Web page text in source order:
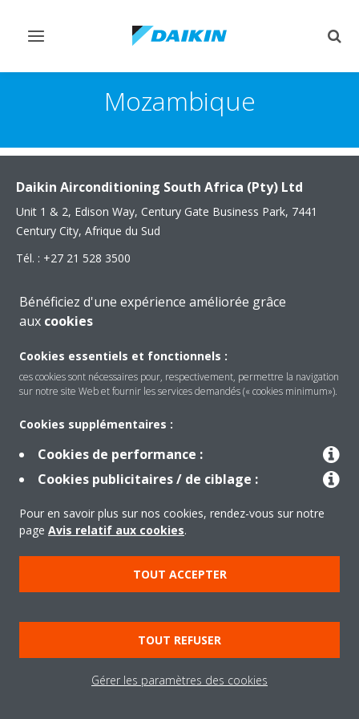
Afficher/masquer
Mozambique
Daikin Airconditioning South Africa (Pty) Ltd
Unit 1 & 2, Edison Way, Century Gate Business Park, 7441
Century City, Afrique du Sud
Tél. : +27 21 528 3500
headoffice@daikin.co.za
Produits
Solutions
À propos de Daikin
Cookie notice Data privacy Corporate ethics
Bénéficiez d'une expérience améliorée grâce
aux cookies
Cookies essentiels et fonctionnels :
ces cookies sont nécessaires pour, respectivement, permettre la navigation
sur notre site Web et fournir les services demandés (« cookies minimum»).
Cookies supplémentaires :
Cookies de performance :
Cookies publicitaires / de ciblage :
Pour en savoir plus sur nos cookies, rendez-vous sur notre
page Avis relatif aux cookies.
TOUT ACCEPTER
TOUT REFUSER
Gérer les paramètres des cookies